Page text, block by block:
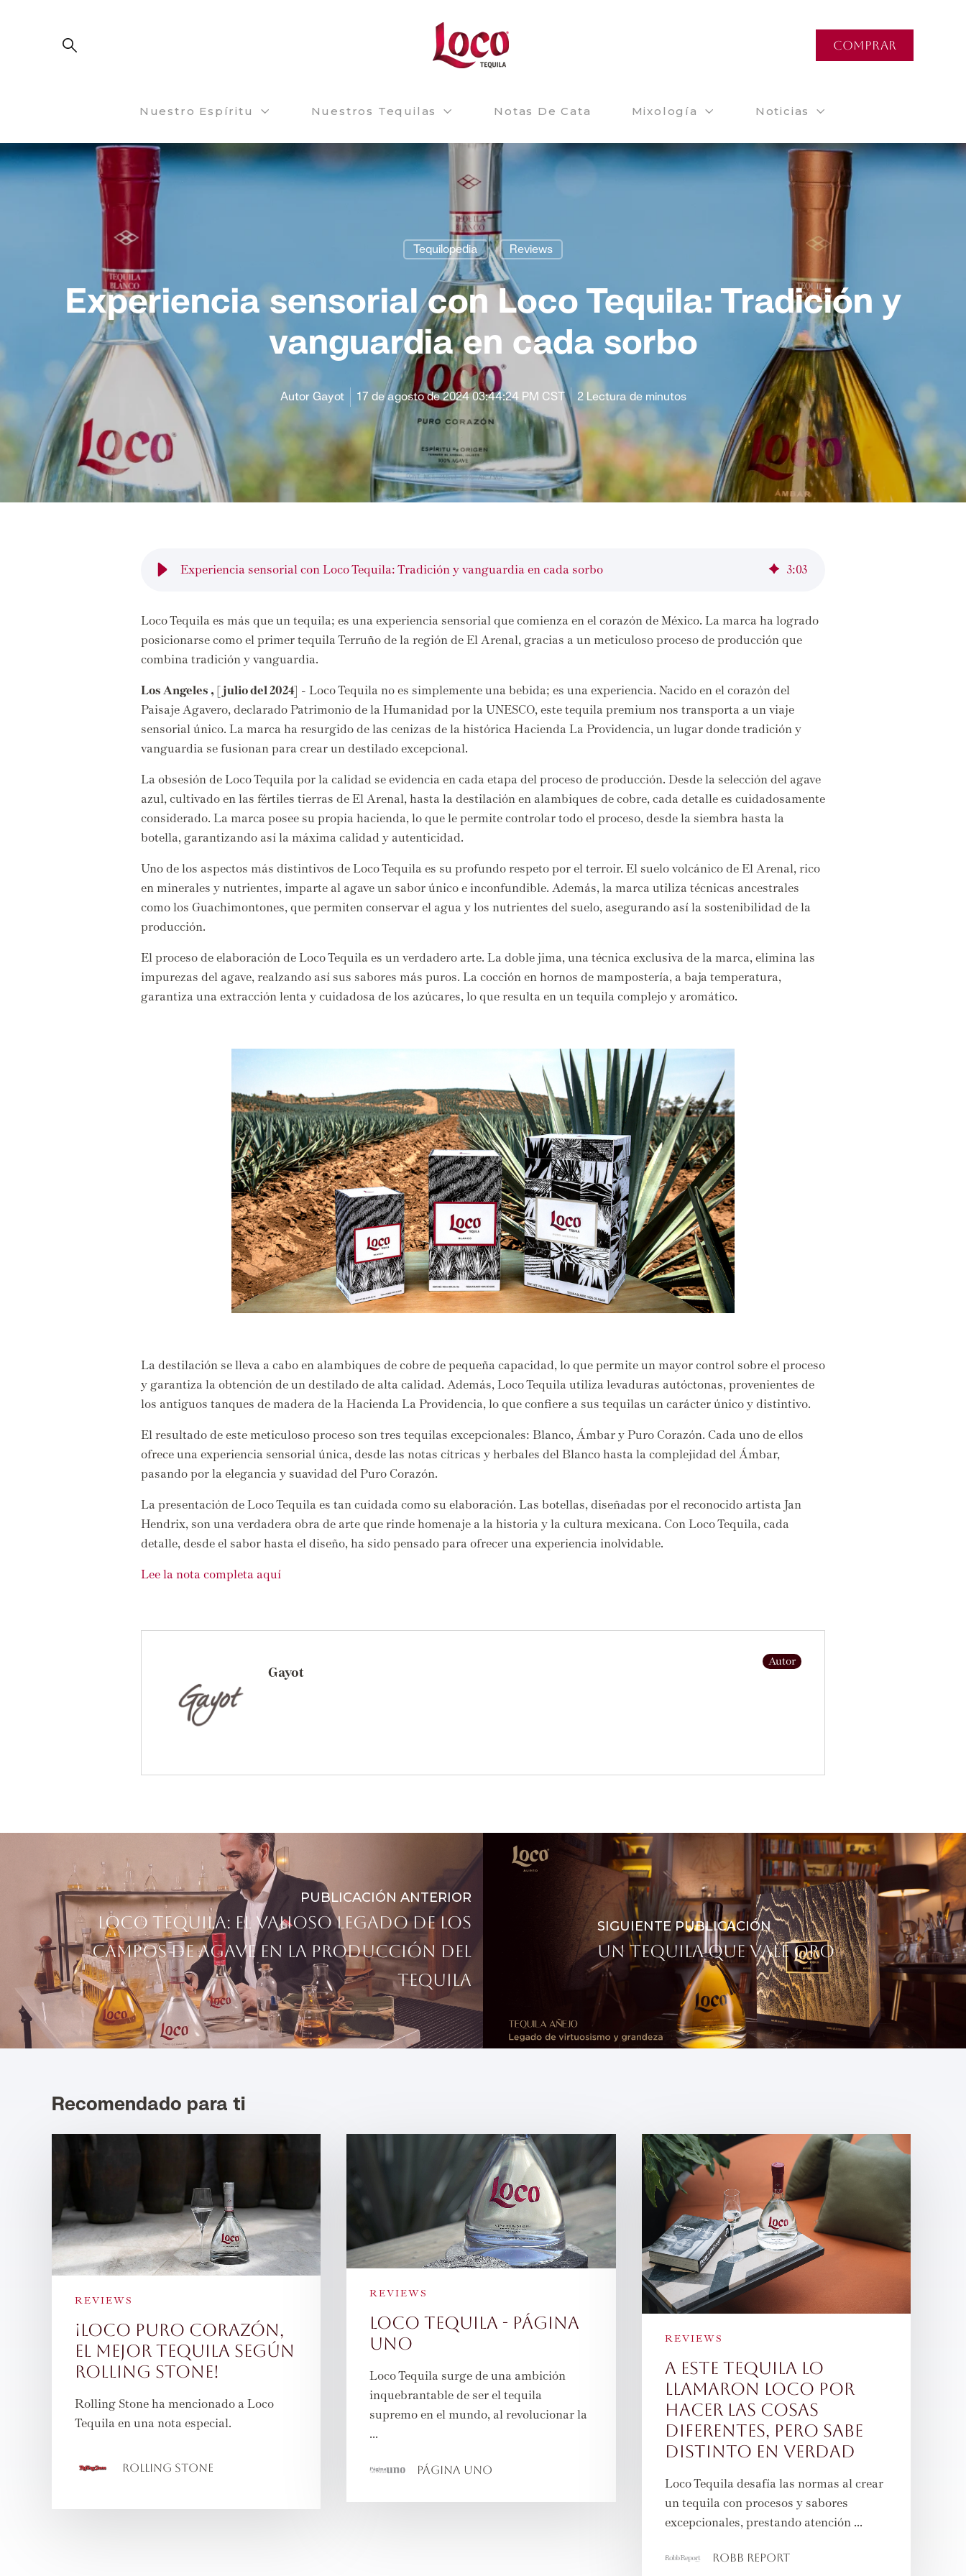
COMPRAR
Nuestro Espíritu Nuestros Tequilas Notas De Cata Mixología Noticias
Tequilopedia Reviews
Experiencia sensorial con Loco Tequila: Tradición y
vanguardia en cada sorbo
Autor Gayot 17 de agosto de 2024 03:44:24 PM CST 2 Lectura de minutos
Experiencia sensorial con Loco Tequila: Tradición y vanguardia en cada sorbo 3:03
Loco Tequila es más que un tequila; es una experiencia sensorial que comienza en el corazón de México. La marca ha logrado
posicionarse como el primer tequila Terruño de la región de El Arenal, gracias a un meticuloso proceso de producción que
combina tradición y vanguardia.
Los Angeles , [ julio del 2024] - Loco Tequila no es simplemente una bebida; es una experiencia. Nacido en el corazón del
Paisaje Agavero, declarado Patrimonio de la Humanidad por la UNESCO, este tequila premium nos transporta a un viaje
sensorial único. La marca ha resurgido de las cenizas de la histórica Hacienda La Providencia, un lugar donde tradición y
vanguardia se fusionan para crear un destilado excepcional.
La obsesión de Loco Tequila por la calidad se evidencia en cada etapa del proceso de producción. Desde la selección del agave
azul, cultivado en las fértiles tierras de El Arenal, hasta la destilación en alambiques de cobre, cada detalle es cuidadosamente
considerado. La marca posee su propia hacienda, lo que le permite controlar todo el proceso, desde la siembra hasta la
botella, garantizando así la máxima calidad y autenticidad.
Uno de los aspectos más distintivos de Loco Tequila es su profundo respeto por el terroir. El suelo volcánico de El Arenal, rico
en minerales y nutrientes, imparte al agave un sabor único e inconfundible. Además, la marca utiliza técnicas ancestrales
como los Guachimontones, que permiten conservar el agua y los nutrientes del suelo, asegurando así la sostenibilidad de la
producción.
El proceso de elaboración de Loco Tequila es un verdadero arte. La doble jima, una técnica exclusiva de la marca, elimina las
impurezas del agave, realzando así sus sabores más puros. La cocción en hornos de mampostería, a baja temperatura,
garantiza una extracción lenta y cuidadosa de los azúcares, lo que resulta en un tequila complejo y aromático.
La destilación se lleva a cabo en alambiques de cobre de pequeña capacidad, lo que permite un mayor control sobre el proceso
y garantiza la obtención de un destilado de alta calidad. Además, Loco Tequila utiliza levaduras autóctonas, provenientes de
los antiguos tanques de madera de la Hacienda La Providencia, lo que confiere a sus tequilas un carácter único y distintivo.
El resultado de este meticuloso proceso son tres tequilas excepcionales: Blanco, Ámbar y Puro Corazón. Cada uno de ellos
ofrece una experiencia sensorial única, desde las notas cítricas y herbales del Blanco hasta la complejidad del Ámbar,
pasando por la elegancia y suavidad del Puro Corazón.
La presentación de Loco Tequila es tan cuidada como su elaboración. Las botellas, diseñadas por el reconocido artista Jan
Hendrix, son una verdadera obra de arte que rinde homenaje a la historia y la cultura mexicana. Con Loco Tequila, cada
detalle, desde el sabor hasta el diseño, ha sido pensado para ofrecer una experiencia inolvidable.
Lee la nota completa aquí
Gayot
Autor
PUBLICACIÓN ANTERIOR
Loco Tequila: El valioso legado de los
campos de agave en la producción del
tequila
SIGUIENTE PUBLICACIÓN
UN TEQUILA QUE VALE ORO
Recomendado para ti
REVIEWS
¡Loco Puro Corazón,
el mejor tequila según
Rolling Stone!
Rolling Stone ha mencionado a Loco
Tequila en una nota especial.
Rolling Stone
REVIEWS
Loco Tequila - Página
Uno
Loco Tequila surge de una ambición
inquebrantable de ser el tequila
supremo en el mundo, al revolucionar la
...
Página Uno
REVIEWS
A ESTE TEQUILA LO
LLAMARON LOCO POR
HACER LAS COSAS
DIFERENTES, PERO SABE
DISTINTO EN VERDAD
Loco Tequila desafía las normas al crear
un tequila con procesos y sabores
excepcionales, prestando atención ...
Robb Report